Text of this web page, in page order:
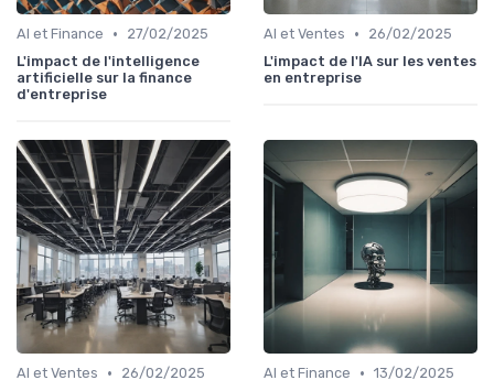
AI et Finance •
27/02/2025
L'impact de l'intelligence
artificielle sur la finance
d'entreprise
AI et Ventes •
26/02/2025
L'impact de l'IA sur les ventes
en entreprise
AI et Ventes •
26/02/2025
AI et Finance • 13/02/2025